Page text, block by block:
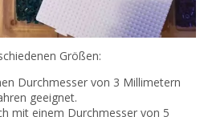
Größen:
Durchmesser von 3 Millimetern
geeignet.
mit einem Durchmesser von 5